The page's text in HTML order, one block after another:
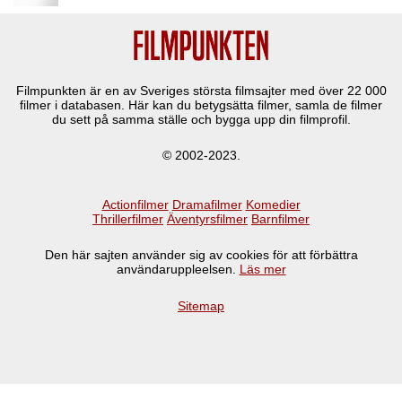
Filmpunkten är en av Sveriges största filmsajter med över 22 000
filmer i databasen. Här kan du betygsätta filmer, samla de filmer
du sett på samma ställe och bygga upp din filmprofil.
© 2002-2023.
Actionfilmer Dramafilmer Komedier
Thrillerfilmer Äventyrsfilmer Barnfilmer
Den här sajten använder sig av cookies för att förbättra
användaruppleelsen. Läs mer
Sitemap